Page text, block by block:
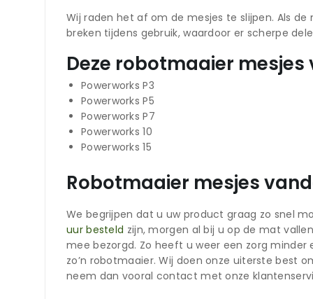
Wij raden het af om de mesjes te slijpen. Als
breken tijdens gebruik, waardoor er scherpe
Deze robotmaaier
Powerworks P3
Powerworks P5
Powerworks P7
Powerworks 10
Powerworks 15
Robotmaaier mesjes
We begrijpen dat u uw product graag zo snel
uur besteld zijn, morgen al bij u op de mat
mee bezorgd. Zo heeft u weer een zorg
zo’n robotmaaier. Wij doen onze uiterste best
neem dan vooral contact met onze